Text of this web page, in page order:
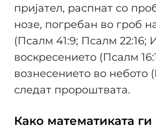
пријател, распнат со
нозе, погребан во гроб
(Псалм 41:9; Псалм 22:16;
воскресението (Псалм
вознесението во небото
следат пророштвата.
Како математиката